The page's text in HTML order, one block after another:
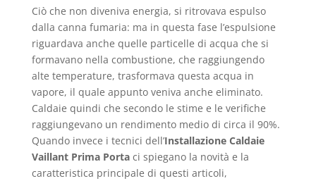
Ciò che non diveniva energia, si ritrovava espulso
dalla canna fumaria: ma in questa fase l’espulsione
riguardava anche quelle particelle di acqua che si
formavano nella combustione, che raggiungendo
alte temperature, trasformava questa acqua in
vapore, il quale appunto veniva anche eliminato.
Caldaie quindi che secondo le stime e le verifiche
raggiungevano un rendimento medio di circa il 90%.
Quando invece i tecnici dell’Installazione Caldaie
Vaillant Prima Portaci spiegano la novità e la
caratteristica principale di questi articoli,